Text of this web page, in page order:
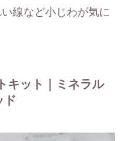
線など小じわが気に
キット｜ミネラル
ド